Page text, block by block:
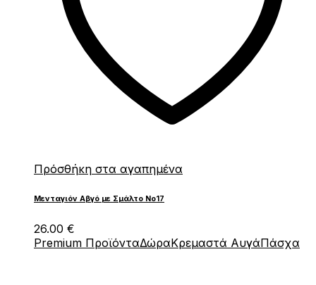
Πρόσθήκη στα αγαπημένα
Μενταγιόν Αβγό με Σμάλτο Νο17
26.00 €
Premium ΠροϊόνταΔώραΚρεμαστά ΑυγάΠάσχα